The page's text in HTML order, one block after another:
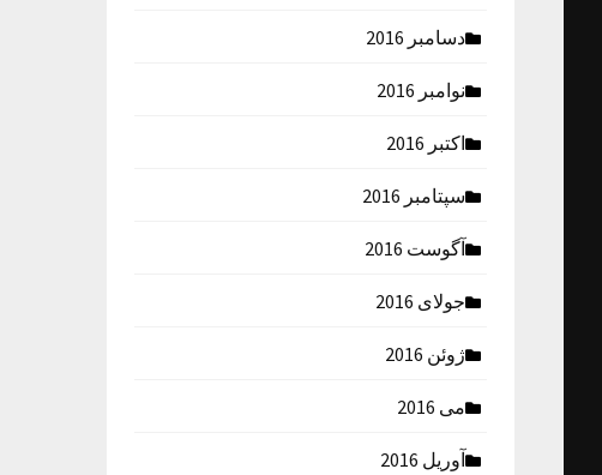
دسامبر 2016
نوامبر 2016
اکتبر 2016
سپتامبر 2016
آگوست 2016
جولای 2016
ژوئن 2016
می 2016
آوریل 2016